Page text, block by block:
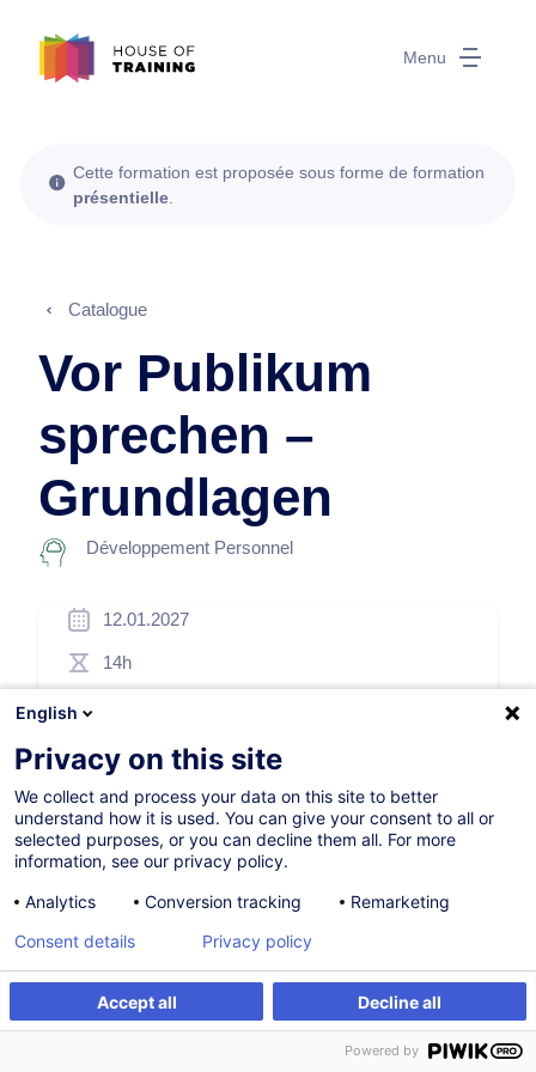
Menu
S'inscrire Formation sur mesure
Cette formation est proposée sous forme de formation
présentielle
Catalogue
Vor Publikum
sprechen –
Grundlagen
Développement Personnel
12.01.2027
14h
Cours du jour
German / Deutsch
002225
S'inscrire
Formation sur mesure
English
Privacy on this site
We collect and process your data on this site to better
understand how it is used. You can give your consent to all or
selected purposes, or you can decline them all. For more
information, see our privacy policy.
Analytics
Conversion tracking Remarketing
Accept all Decline all
Consent details Privacy policy
Powered by